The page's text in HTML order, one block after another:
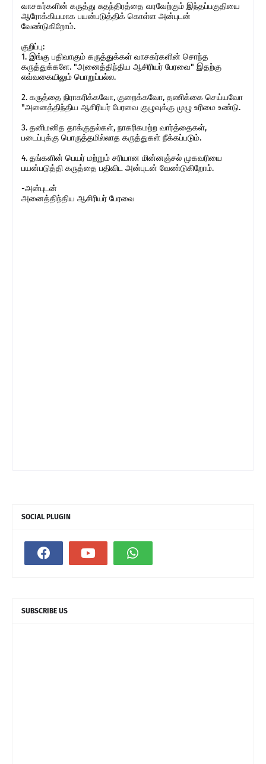
வாசகர்களின் கருத்து சுதந்திரத்தை வரவேற்கும் இந்தப்பகுதியை
ஆரோக்கியமாக பயன்படுத்திக் கொள்ள அன்புடன்
வேண்டுகிறோம்.
குறிப்பு:
1. இங்கு பதிவாகும் கருத்துக்கள் வாசகர்களின் சொந்த
கருத்துக்களே. "அனைத்திந்திய ஆசிரியர் பேரவை" இதற்கு
எவ்வகையிலும் பொறுப்பல்ல.
2. கருத்தை நிராகரிக்கவோ, குறைக்கவோ, தணிக்கை செய்யவோ
"அனைத்திந்திய ஆசிரியர் பேரவை குழுவுக்கு முழு உரிமை உண்டு.
3. தனிமனித தாக்குதல்கள், நாகரிகமற்ற வார்த்தைகள்,
படைப்புக்கு பொருத்தமில்லாத கருத்துகள் நீக்கப்படும்.
4. தங்களின் பெயர் மற்றும் சரியான மின்னஞ்சல் முகவரியை
பயன்படுத்தி கருத்தை பதிவிட அன்புடன் வேண்டுகிறோம்.
-அன்புடன்
அனைத்திந்திய ஆசிரியர் பேரவை
SOCIAL PLUGIN
SUBSCRIBE US